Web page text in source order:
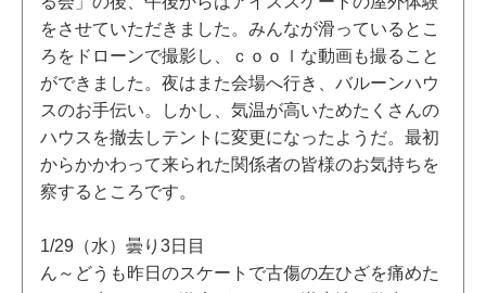
をさせていただきました。みんなが滑っているとこ
ろをドローンで撮影し、ｃｏｏｌな動画も撮ること
ができました。夜はまた会場へ行き、バルーンハウ
スのお手伝い。しかし、気温が高いためたくさんの
ハウスを撤去しテントに変更になったようだ。最初
からかかわって来られた関係者の皆様のお気持ちを
察するところです。
1/29（水）曇り3日目
ん～どうも昨日のスケートで古傷の左ひざを痛めた